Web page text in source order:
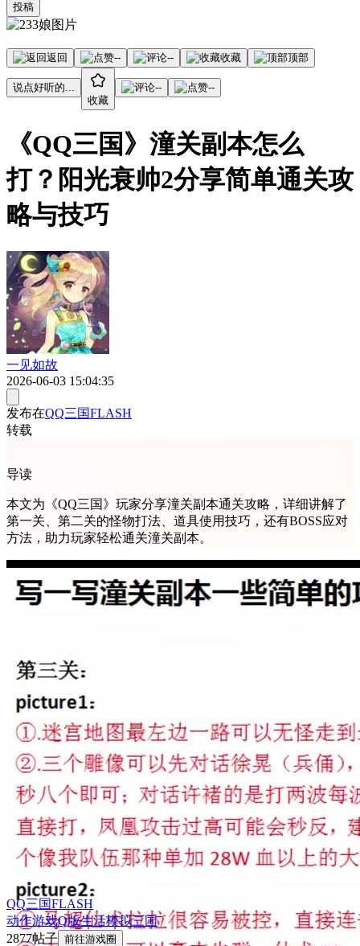
投稿
返回 -- -- 收藏 顶部
说点好听的...
收藏
-- --
《QQ三国》潼关副本怎么
打？阳光衰帅2分享简单通关攻
略与技巧
一见如故
2026-06-03 15:04:35
发布在QQ三国FLASH
转载
导读
本文为《QQ三国》玩家分享潼关副本通关攻略，详细讲解了
第一关、第二关的怪物打法、道具使用技巧，还有BOSS应对
方法，助力玩家轻松通关潼关副本。
QQ三国FLASH
动作游戏Q版生活模拟三国
2877帖子 前往游戏圈